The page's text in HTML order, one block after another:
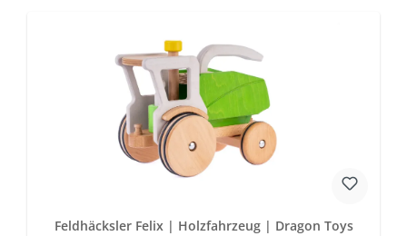
Feldhäcksler Felix | Holzfahrzeug | Dragon Toys